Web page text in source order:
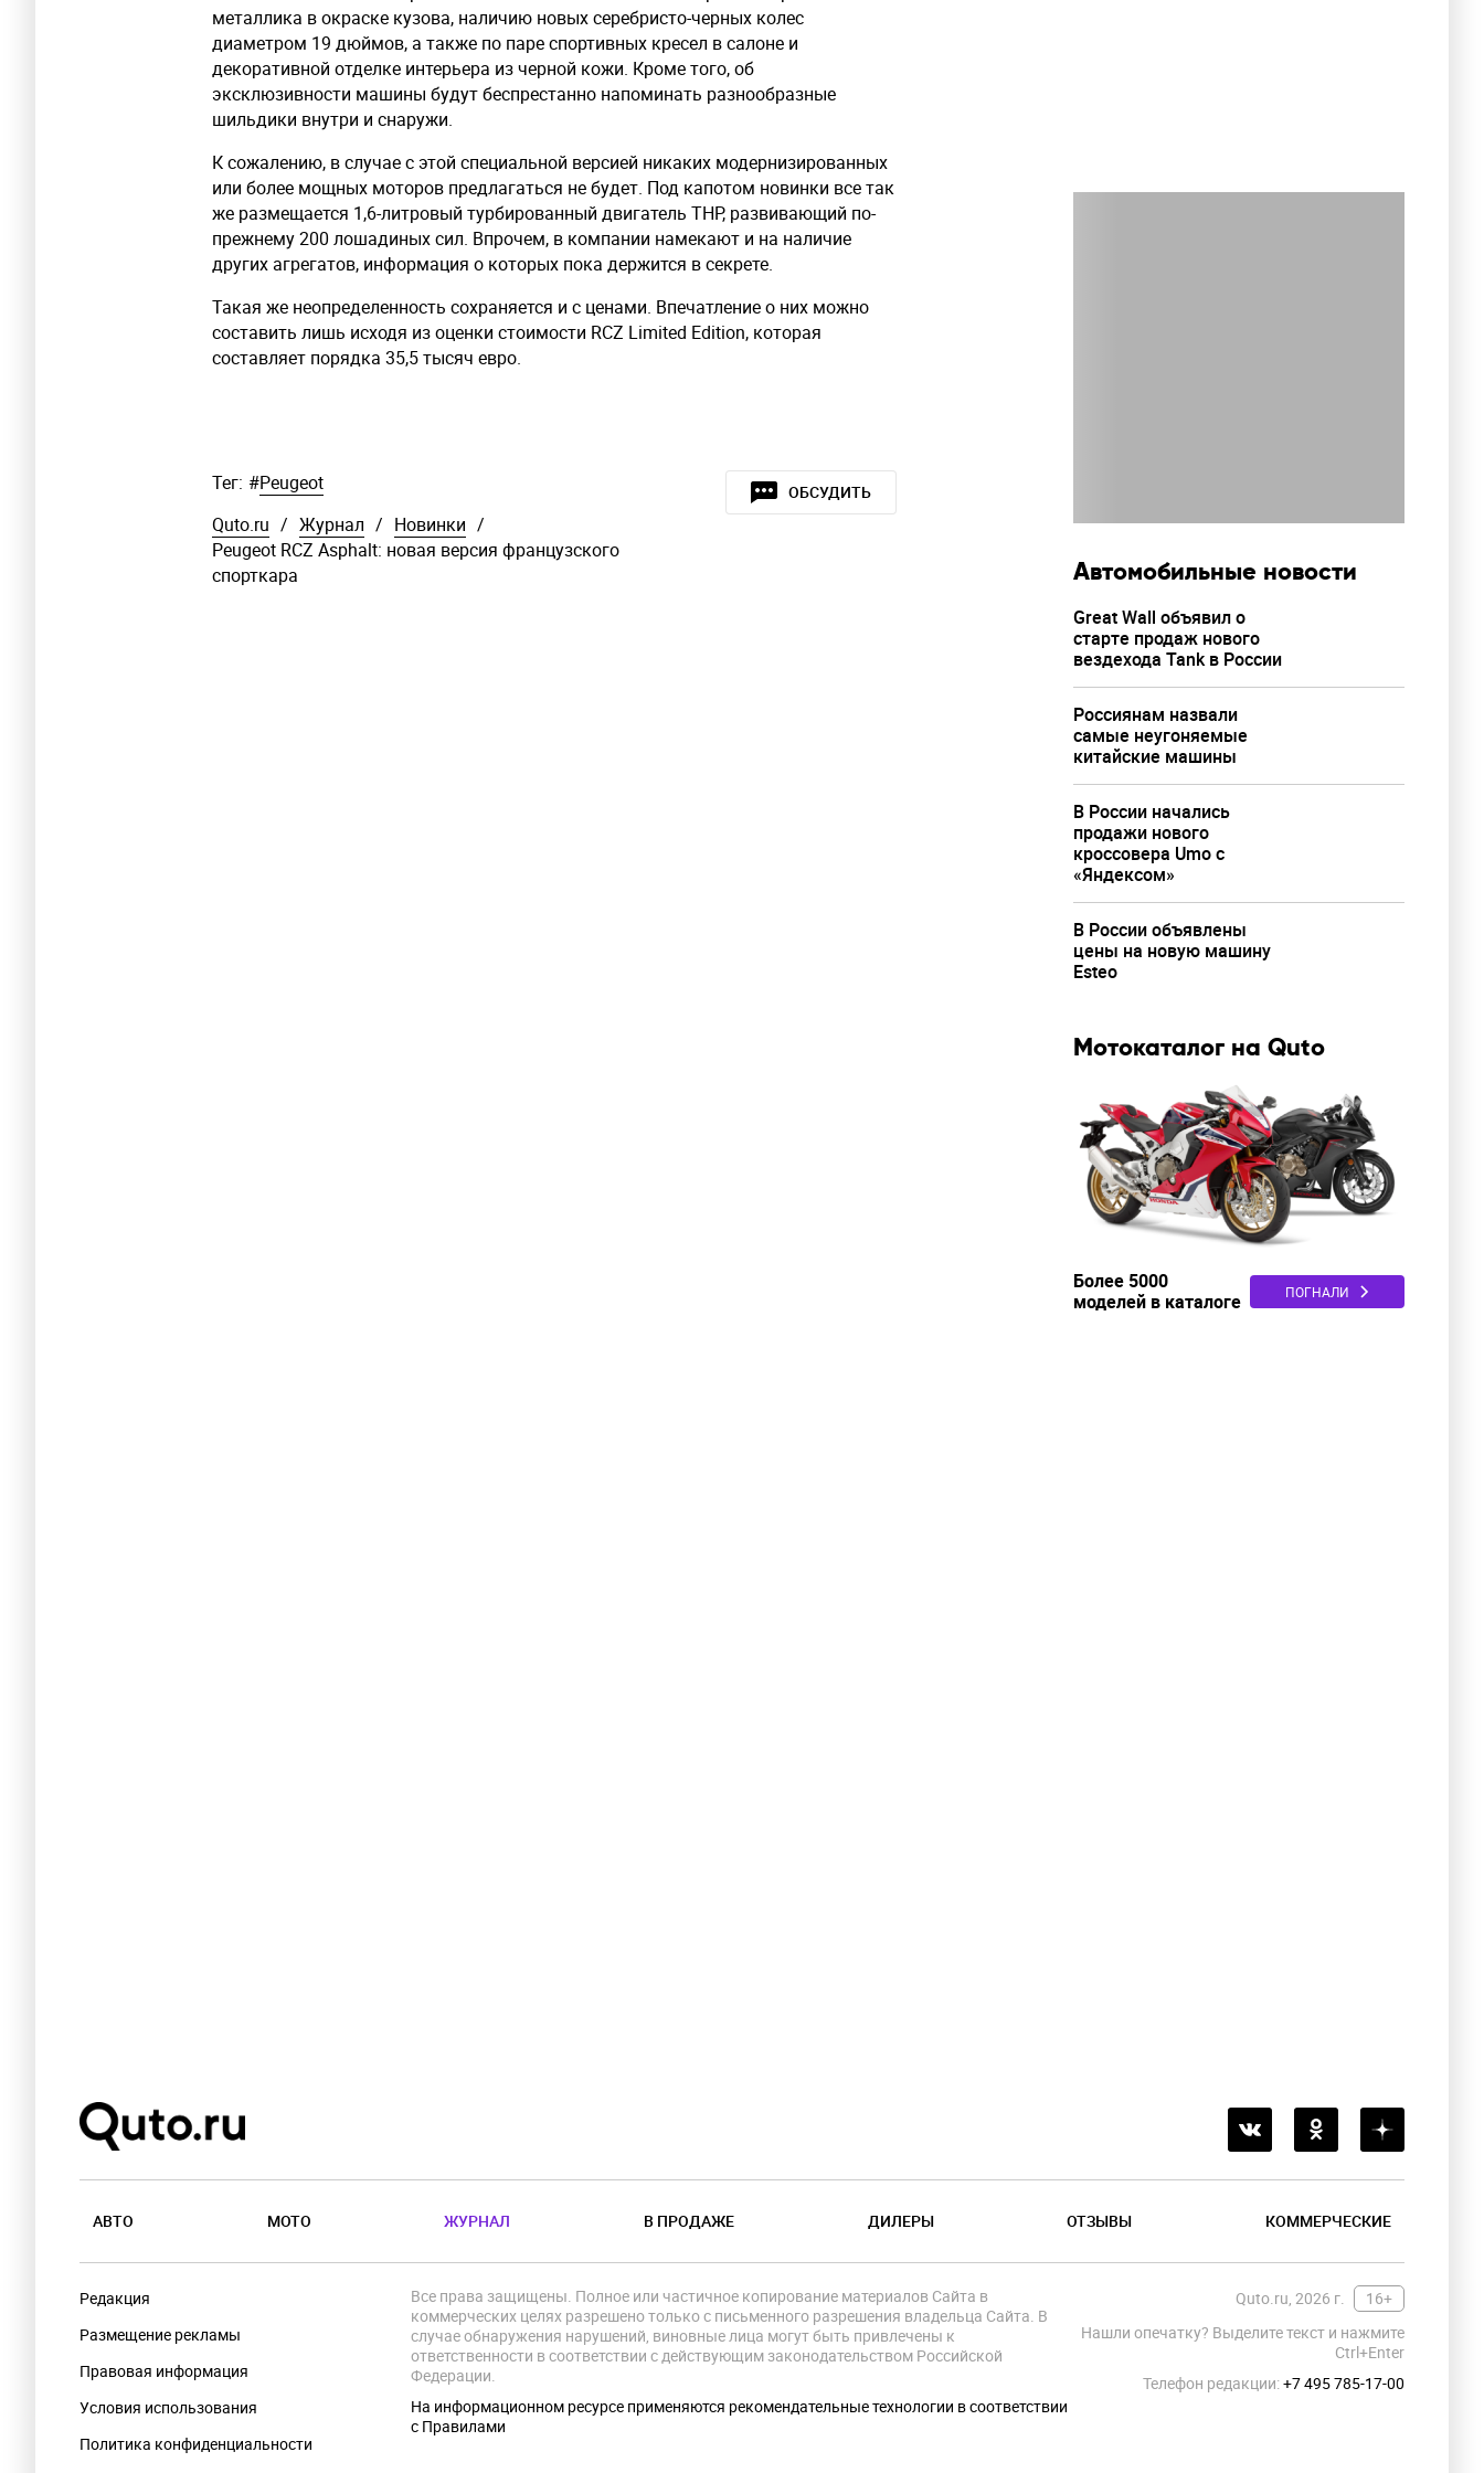
металлика в окраске кузова, наличию новых серебристо-черных колес
диаметром 19 дюймов, а также по паре спортивных кресел в салоне и
декоративной отделке интерьера из черной кожи. Кроме того, об
эксклюзивности машины будут беспрестанно напоминать разнообразные
шильдики внутри и снаружи.
К сожалению, в случае с этой специальной версией никаких модернизированных
или более мощных моторов предлагаться не будет. Под капотом новинки все так
же размещается 1,6-литровый турбированный двигатель THP, развивающий по-
прежнему 200 лошадиных сил. Впрочем, в компании намекают и на наличие
других агрегатов, информация о которых пока держится в секрете.
Такая же неопределенность сохраняется и с ценами. Впечатление о них можно
составить лишь исходя из оценки стоимости RCZ Limited Edition, которая
составляет порядка 35,5 тысяч евро.
ОБСУДИТЬ
Тег: #Peugeot
Quto.ru / Журнал / Новинки /
Peugeot RCZ Asphalt: новая версия французского
спорткара
Автомобильные новости
Great Wall объявил о
старте продаж нового
вездехода Tank в России
Россиянам назвали
самые неугоняемые
китайские машины
В России начались
продажи нового
кроссовера Umo с
«Яндексом»
В России объявлены
цены на новую машину
Esteo
Мотокаталог на Quto
Более 5000
моделей в каталоге
ПОГНАЛИ
АВТО МОТО ЖУРНАЛ В ПРОДАЖЕ ДИЛЕРЫ ОТЗЫВЫ КОММЕРЧЕСКИЕ
Редакция
Размещение рекламы
Правовая информация
Условия использования
Политика конфиденциальности
Quto.ru, 2026 г.
16+
Нашли опечатку? Выделите текст и нажмите
Ctrl+Enter
Телефон редакции:+7 495 785-17-00
Все права защищены. Полное или частичное копирование материалов Сайта в
коммерческих целях разрешено только с письменного разрешения владельца Сайта. В
случае обнаружения нарушений, виновные лица могут быть привлечены к
ответственности в соответствии с действующим законодательством Российской
Федерации.
На информационном ресурсе применяются рекомендательные технологии в соответствии
с Правилами